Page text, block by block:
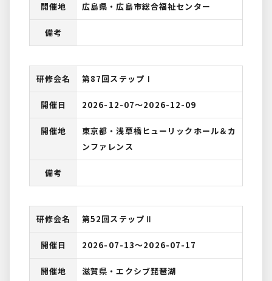
開催地 広島県・広島市総合福祉センター
備考
研修会名 第87回ステップⅠ
開催日 2026-12-07〜2026-12-09
開催地
東京都・浅草橋ヒューリックホール＆カ
ンファレンス
備考
研修会名 第52回ステップⅡ
開催日 2026-07-13〜2026-07-17
開催地 滋賀県・エクシブ琵琶湖